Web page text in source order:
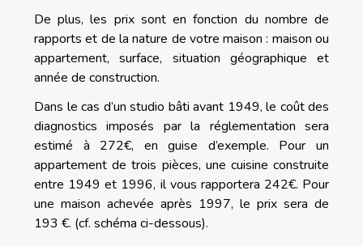
De plus, les prix sont en fonction du nombre de
rapports et de la nature de votre maison : maison ou
appartement, surface, situation géographique et
année de construction.
Dans le cas d’un studio bâti avant 1949, le coût des
diagnostics imposés par la réglementation sera
estimé à 272€, en guise d’exemple. Pour un
appartement de trois pièces, une cuisine construite
entre 1949 et 1996, il vous rapportera 242€. Pour
une maison achevée après 1997, le prix sera de
193 €. (cf. schéma ci-dessous).